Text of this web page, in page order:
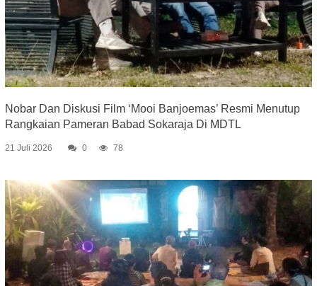
Nobar Dan Diskusi Film ‘Mooi Banjoemas’ Resmi Menutup
Rangkaian Pameran Babad Sokaraja Di MDTL
21 Juli 2026 0 78